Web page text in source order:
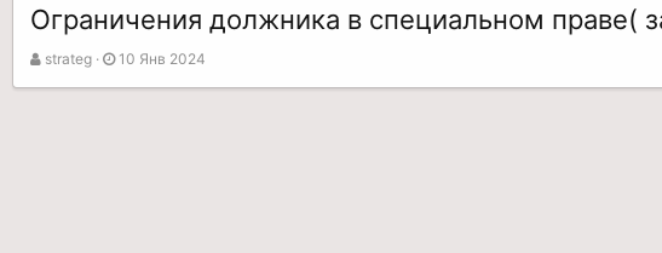
Ограничения должника в специальном праве(
А
strateg
Д
10 Янв 2024